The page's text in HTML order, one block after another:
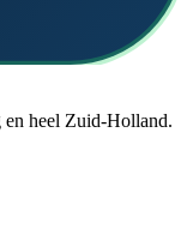
en heel Zuid-Holland.